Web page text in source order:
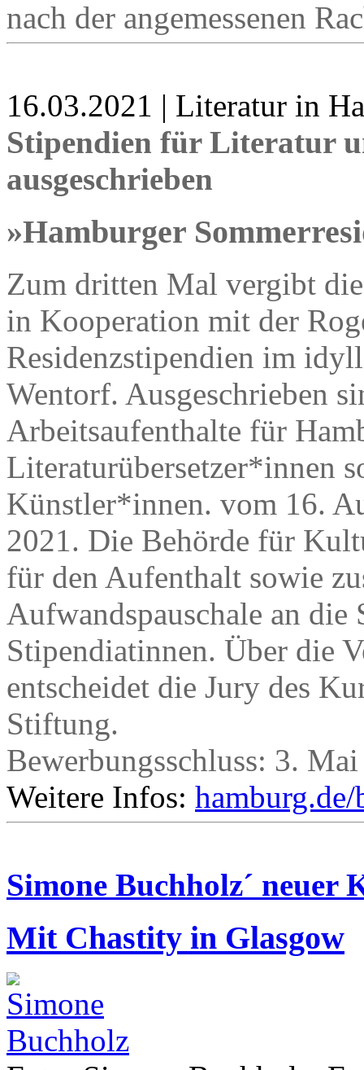
nach der angemessenen
16.03.2021 | Literatur in
Stipendien für Literatur
ausgeschrieben
»Hamburger
Zum dritten Mal vergibt
in Kooperation mit der
Residenzstipendien im
Wentorf. Ausgeschrieben
Arbeitsaufenthalte für
Literaturübersetzer*innen
Künstler*innen. vom 16.
2021. Die Behörde für
für den Aufenthalt sowie
Aufwandspauschale an die
Stipendiatinnen. Über die
entscheidet die Jury des
Stiftung.
Bewerbungsschluss: 3.
Weitere Infos:
Simone Buchholz´
Mit Chastity in Glasgow